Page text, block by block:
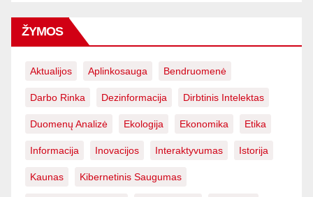
ŽYMOS
Aktualijos Aplinkosauga Bendruomenė
Darbo Rinka Dezinformacija Dirbtinis Intelektas
Duomenų Analizė Ekologija Ekonomika Etika
Informacija Inovacijos Interaktyvumas Istorija
Kaunas Kibernetinis Saugumas